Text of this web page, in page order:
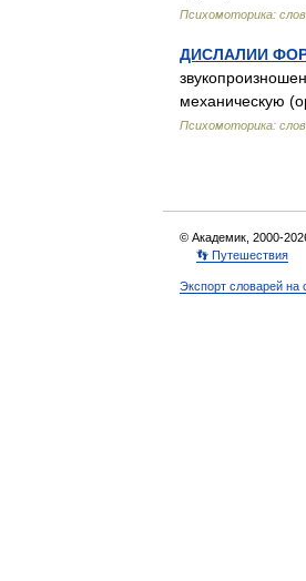
Психомоторика:
ДИСЛАЛИИ
механическую
Психомоторика:
© Академик, 2000-
👣 Путешествия
Экспорт словарей на